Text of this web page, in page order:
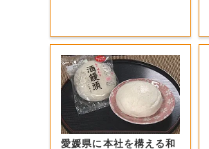
愛媛県に本社を構える和